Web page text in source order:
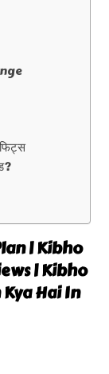
| Kibho
| Kibho
Hai In